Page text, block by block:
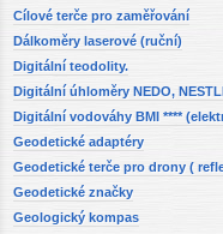
Cílové terče pro zaměřování
Dálkoměry laserové (ruční)
Digitální teodolity.
Digitální úhloměry NEDO,
Digitální vodováhy BMI ****
Geodetické adaptéry
Geodetické terče pro drony (
Geodetické značky
Geologický kompas